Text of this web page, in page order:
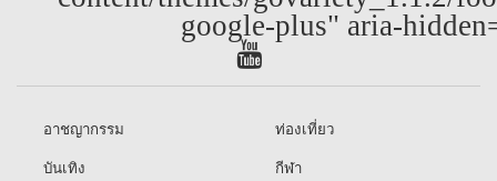
google-plus" aria-
อาชญากรรม
ท่องเที่ยว
บันเทิง
กีฬา